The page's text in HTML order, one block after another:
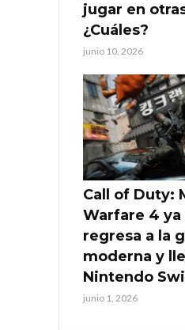
jugar en
¿Cuáles?
junio 10, 2026
Call of Duty:
Warfare 4 ya
regresa a la
moderna y
Nintendo
junio 1, 2026